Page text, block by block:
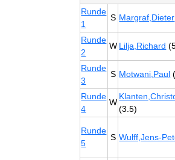
Runde
1
S Margraf,Dieter
Runde
2
W Lilja,Richard
Runde
3
S Motwani,Paul
Runde
4
W
(3.5)
Runde
5
S Wulff,Jens-